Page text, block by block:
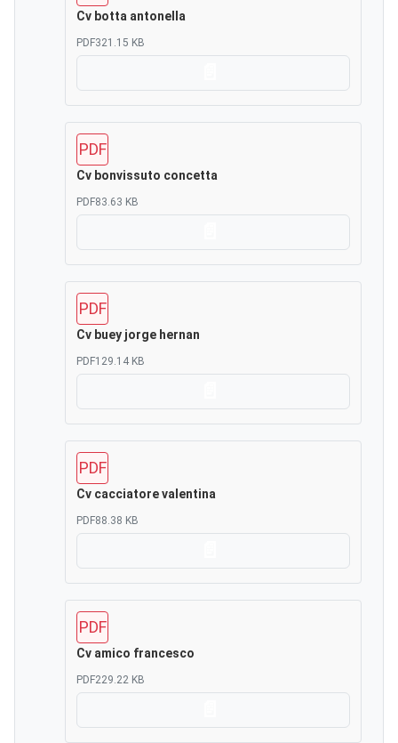
Cv botta antonella
PDF321.15 KB
PDF
Cv bonvissuto concetta
PDF83.63 KB
PDF
Cv buey jorge hernan
PDF129.14 KB
PDF
Cv cacciatore valentina
PDF88.38 KB
PDF
Cv amico francesco
PDF229.22 KB